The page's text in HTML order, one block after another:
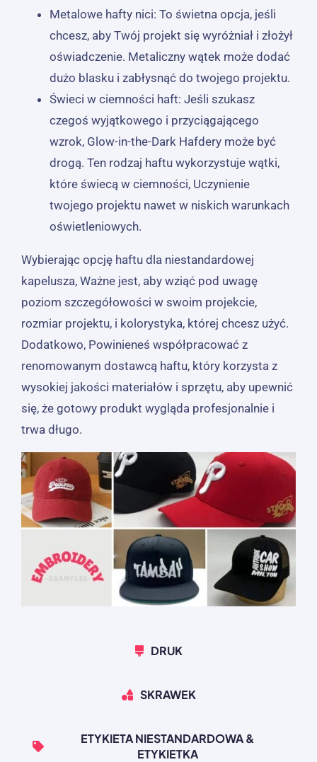
Metalowe hafty nici: To świetna opcja, jeśli
chcesz, aby Twój projekt się wyróżniał i złożył
oświadczenie. Metaliczny wątek może dodać
dużo blasku i zabłysnąć do twojego projektu.
Świeci w ciemności haft: Jeśli szukasz
czegoś wyjątkowego i przyciągającego
wzrok, Glow-in-the-Dark Hafdery może być
drogą. Ten rodzaj haftu wykorzystuje wątki,
które świecą w ciemności, Uczynienie
twojego projektu nawet w niskich warunkach
oświetleniowych.
Wybierając opcję haftu dla niestandardowej
kapelusza, Ważne jest, aby wziąć pod uwagę
poziom szczegółowości w swoim projekcie,
rozmiar projektu, i kolorystyka, której chcesz użyć.
Dodatkowo, Powinieneś współpracować z
renomowanym dostawcą haftu, który korzysta z
wysokiej jakości materiałów i sprzętu, aby upewnić
się, że gotowy produkt wygląda profesjonalnie i
trwa długo.
DRUK
SKRAWEK
ETYKIETA NIESTANDARDOWA &
ETYKIETKA